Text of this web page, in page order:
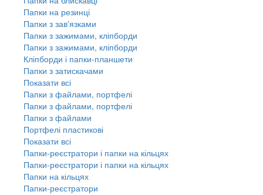
Папки на резинці
Папки з зав'язками
Папки з зажимами, кліпборди
Папки з зажимами, кліпборди
Кліпборди і папки-планшети
Папки з затискачами
Показати всі
Папки з файлами, портфелі
Папки з файлами, портфелі
Папки з файлами
Портфелі пластикові
Показати всі
Папки-реєстратори і папки на кільцях
Папки-реєстратори і папки на кільцях
Папки на кільцях
Папки-реєстратори